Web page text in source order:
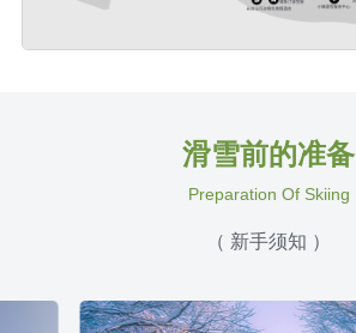
滑雪前的准备
Preparation Of Skiing
（ 新手须知 ）